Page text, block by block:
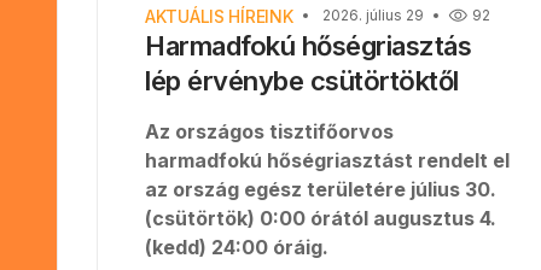
AKTUÁLIS HÍREINK 2026. július 29 92
Harmadfokú hőségriasztás
lép érvénybe csütörtöktől
Az országos tisztifőorvos
harmadfokú hőségriasztást rendelt el
az ország egész területére július 30.
(csütörtök) 0:00 órától augusztus 4.
(kedd) 24:00 óráig.